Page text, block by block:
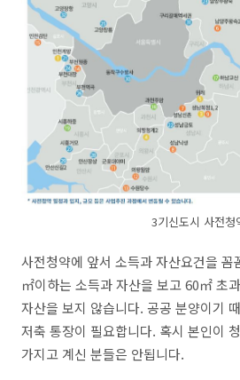
3기신도시 사전청
사전청약에 앞서 소득과 자산요건을 꼼
㎡이하는 소득과 자산을 보고 60㎡ 초
자산을 보지 않습니다. 공공 분양이기
저축 통장이 필요합니다. 혹시 본인이
가지고 계신 분들은 안됩니다.